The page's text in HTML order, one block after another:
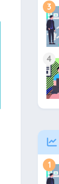
3
4
1